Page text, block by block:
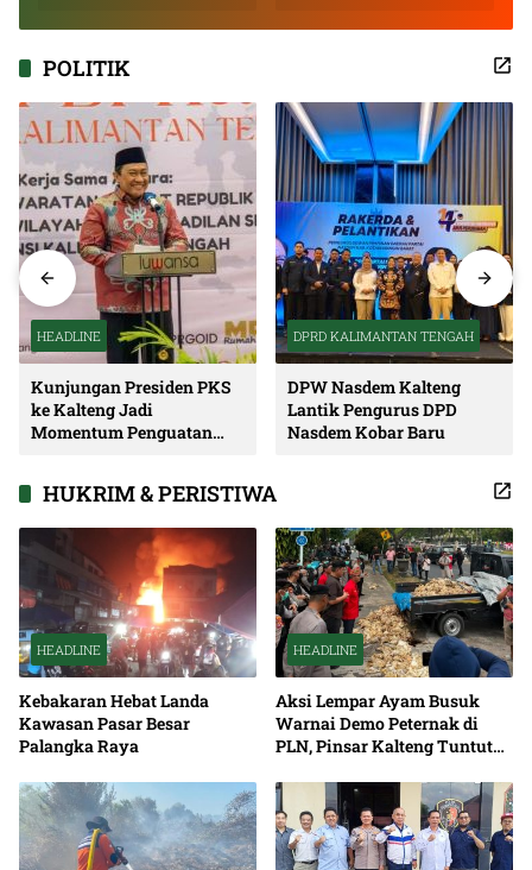
POLITIK
HEADLINE
Kunjungan Presiden PKS
ke Kalteng Jadi
Momentum Penguatan
DPRD KALIMANTAN TENGAH
DPW Nasdem Kalteng
Lantik Pengurus DPD
Nasdem Kobar Baru
HUKRIM & PERISTIWA
HEADLINE
Kebakaran Hebat Landa
Kawasan Pasar Besar
Palangka Raya
HEADLINE
Aksi Lempar Ayam Busuk
Warnai Demo Peternak di
PLN, Pinsar Kalteng Tuntut